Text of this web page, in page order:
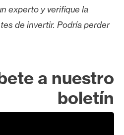
experto y verifique la
de invertir. Podría perder
a nuestro
boletín